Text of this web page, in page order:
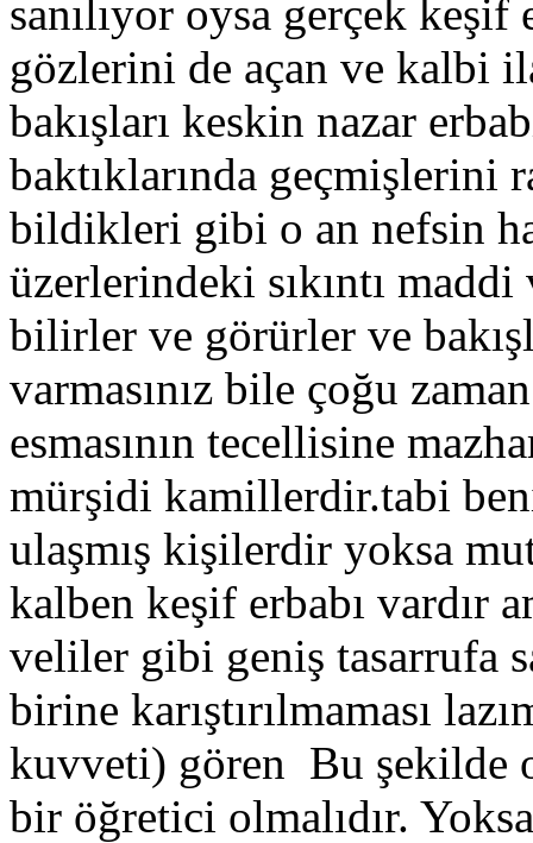
sanılıyor oysa gerçek keşif
gözlerini de açan ve kalbi
bakışları keskin nazar
baktıklarında geçmişlerini
bildikleri gibi o an nefsin
üzerlerindeki sıkıntı
bilirler ve görürler ve
varmasınız bile çoğu
esmasının tecellisine
mürşidi kamillerdir.tabi
ulaşmış kişilerdir yoksa
kalben keşif erbabı vardır
veliler gibi geniş tasarrufa
birine karıştırılmaması
kuvveti) gören Bu şekilde
bir öğretici olmalıdır.